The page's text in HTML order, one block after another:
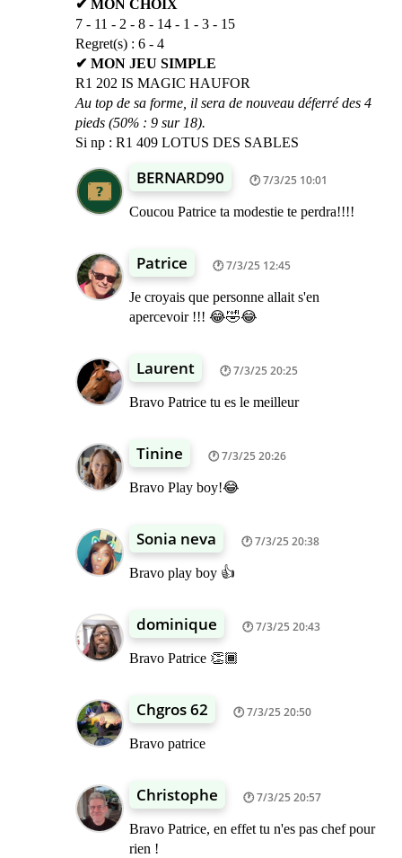
✔ MON CHOIX
7 - 11 - 2 - 8 - 14 - 1 - 3 - 15
Regret(s) : 6 - 4
✔ MON JEU SIMPLE
R1 202 IS MAGIC HAUFOR
Au top de sa forme, il sera de nouveau déferré des 4
pieds (50% : 9 sur 18).
Si np : R1 409 LOTUS DES SABLES
BERNARD90 7/3/25 10:01
Coucou Patrice ta modestie te perdra!!!!
Patrice 7/3/25 12:45
Je croyais que personne allait s'en
apercevoir !!! 😂🤣😂
Laurent 7/3/25 20:25
Bravo Patrice tu es le meilleur
Tinine 7/3/25 20:26
Bravo Play boy!😂
Sonia neva 7/3/25 20:38
Bravo play boy 👍
dominique 7/3/25 20:43
Bravo Patrice 👏🏾
Chgros 62 7/3/25 20:50
Bravo patrice
Christophe 7/3/25 20:57
Bravo Patrice, en effet tu n'es pas chef pour
rien !